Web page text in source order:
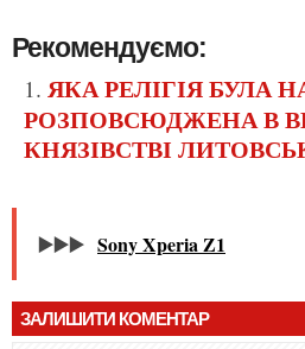
Рекомендуємо:
ЯКА РЕЛІГІЯ БУЛА НАЙБІЛЬШ
РОЗПОВСЮДЖЕНА В
КНЯЗІВСТВІ
▶️▶️▶️ Sony Xperia Z1
ЗАЛИШИТИ КОМЕНТАР